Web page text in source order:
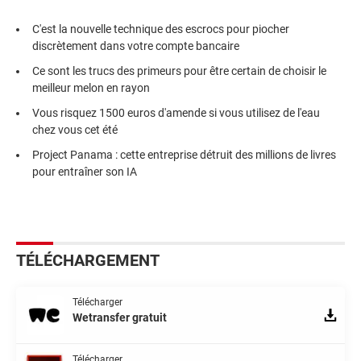
C'est la nouvelle technique des escrocs pour piocher
discrètement dans votre compte bancaire
Ce sont les trucs des primeurs pour être certain de choisir le
meilleur melon en rayon
Vous risquez 1500 euros d'amende si vous utilisez de l'eau
chez vous cet été
Project Panama : cette entreprise détruit des millions de livres
pour entraîner son IA
TÉLÉCHARGEMENT
Télécharger
Wetransfer gratuit